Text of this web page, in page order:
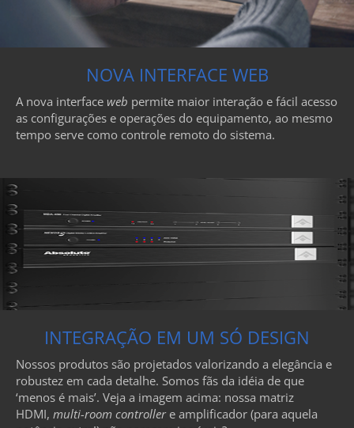
NOVA INTERFACE WEB
A nova interface web permite maior interação e fácil acesso
as configurações e operações do equipamento, ao mesmo
tempo serve como controle remoto do sistema.
INTEGRAÇÃO EM UM SÓ DESIGN
Nossos produtos são projetados valorizando a elegância e
robustez em cada detalhe. Somos fãs da idéia de que
‘menos é mais’. Veja a imagem acima: nossa matriz
HDMI, multi-room controller e amplificador (para aquela